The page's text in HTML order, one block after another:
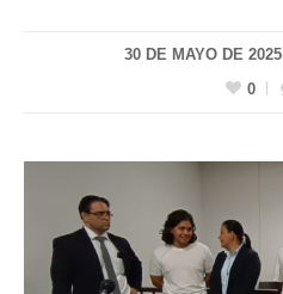
30 DE MAYO DE 2025
0